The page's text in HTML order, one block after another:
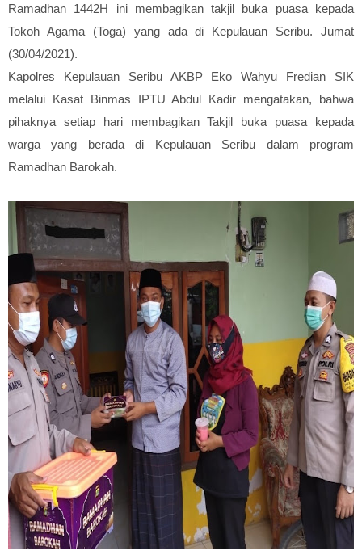
Ramadhan 1442H ini membagikan takjil buka puasa kepada
Tokoh Agama (Toga) yang ada di Kepulauan Seribu. Jumat
(30/04/2021).
Kapolres Kepulauan Seribu AKBP Eko Wahyu Fredian SIK
melalui Kasat Binmas IPTU Abdul Kadir mengatakan, bahwa
pihaknya setiap hari membagikan Takjil buka puasa kepada
warga yang berada di Kepulauan Seribu dalam program
Ramadhan Barokah.